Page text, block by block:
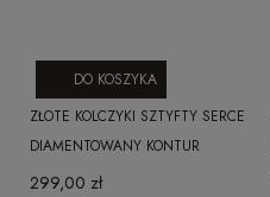
ZŁOTE KOLCZYKI SZTYFTY SERCE
DIAMENTOWANY KONTUR
299,00 zł
DO KOSZYKA